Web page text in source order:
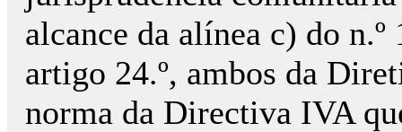
alcance da alínea c) do
artigo 24.º, ambos da
norma da Directiva IVA